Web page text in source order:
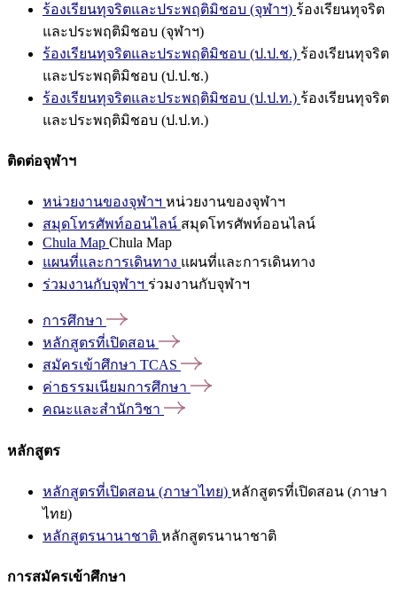
ร้องเรียนทุจริตและประพฤติมิชอบ (จุฬาฯ) ร้องเรียนทุจริต
และประพฤติมิชอบ (จุฬาฯ)
ร้องเรียนทุจริตและประพฤติมิชอบ (ป.ป.ช.) ร้องเรียนทุจริต
และประพฤติมิชอบ (ป.ป.ช.)
ร้องเรียนทุจริตและประพฤติมิชอบ (ป.ป.ท.) ร้องเรียนทุจริต
และประพฤติมิชอบ (ป.ป.ท.)
ติดต่อจุฬาฯ
หน่วยงานของจุฬาฯ หน่วยงานของจุฬาฯ
สมุดโทรศัพท์ออนไลน์ สมุดโทรศัพท์ออนไลน์
Chula Map Chula Map
แผนที่และการเดินทาง แผนที่และการเดินทาง
ร่วมงานกับจุฬาฯ ร่วมงานกับจุฬาฯ
การศึกษา
หลักสูตรที่เปิดสอน
สมัครเข้าศึกษา TCAS
ค่าธรรมเนียมการศึกษา
คณะและสำนักวิชา
หลักสูตร
หลักสูตรที่เปิดสอน (ภาษาไทย) หลักสูตรที่เปิดสอน (ภาษา
ไทย)
หลักสูตรนานาชาติ หลักสูตรนานาชาติ
การสมัครเข้าศึกษา